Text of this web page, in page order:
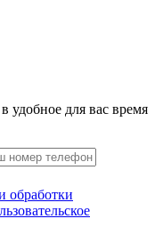
удобное для вас время
обработки